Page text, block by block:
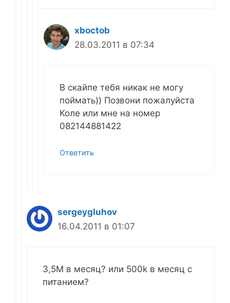
xboctob
28.03.2011 в 07:34
В скайпе тебя никак не могу
поймать)) Позвони пожалуйста
Коле или мне на номер
082144881422
Ответить
sergeygluhov
16.04.2011 в 01:07
3,5M в месяц? или 500k в месяц с
питанием?